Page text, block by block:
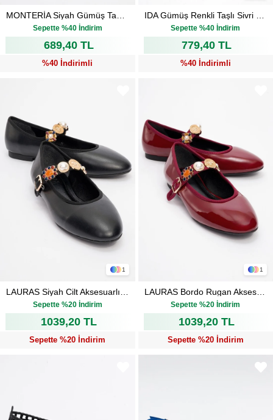
MONTERİA Siyah Gümüş Taşlı Kadın Babet Ayakkabı
₺1.149,00
Sepette %40 İndirim
689,40 TL
%40 İndirimli
IDA Gümüş Renkli Taşlı Sivri Burun Arkası Açık Kadın Babet Ayakkabı
₺1.299,00
Sepette %40 İndirim
779,40 TL
%40 İndirimli
1
₺1.299,00
Sepette %20 İndirim
1039,20 TL
Sepette %20 İndirim
1
LAURAS Bordo Rugan Aksesuarlı Kadın Babet Ayakkabı
₺1.299,00
Sepette %20 İndirim
1039,20 TL
Sepette %20 İndirim